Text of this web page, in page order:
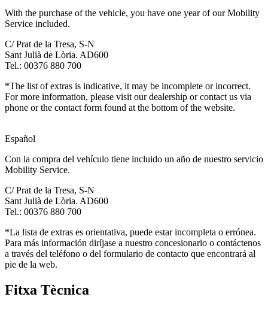
With the purchase of the vehicle, you have one year of our Mobility
Service included.
C/ Prat de la Tresa, S-N
Sant Julià de Lòria. AD600
Tel.: 00376 880 700
*The list of extras is indicative, it may be incomplete or incorrect.
For more information, please visit our dealership or contact us via
phone or the contact form found at the bottom of the website.
Español
Con la compra del vehículo tiene incluido un año de nuestro servicio
Mobility Service.
C/ Prat de la Tresa, S-N
Sant Julià de Lòria. AD600
Tel.: 00376 880 700
*La lista de extras es orientativa, puede estar incompleta o errónea.
Para más información diríjase a nuestro concesionario o contáctenos
a través del teléfono o del formulario de contacto que encontrará al
pie de la web.
Fitxa Tècnica